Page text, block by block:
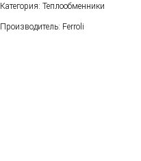
Категория: Теплообменники
Производитель: Ferroli